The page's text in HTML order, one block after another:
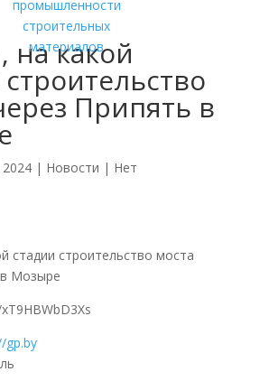
на какой
Припять в
| Новости | Нет
стадии строительство моста
Мозыре
gp.by